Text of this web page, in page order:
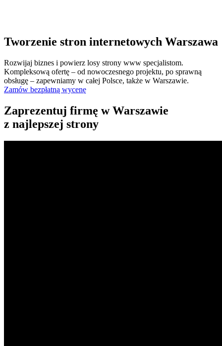
Tworzenie stron internetowych Warszawa
Rozwijaj biznes i powierz losy strony www specjalistom.
Kompleksową ofertę – od nowoczesnego projektu, po sprawną
obsługę – zapewniamy w całej Polsce, także w Warszawie.
Zamów bezpłatną wycenę
Zaprezentuj firmę w Warszawie
z najlepszej strony